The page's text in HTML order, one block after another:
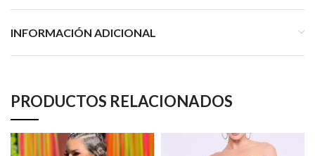
INFORMACIÓN ADICIONAL
PRODUCTOS RELACIONADOS